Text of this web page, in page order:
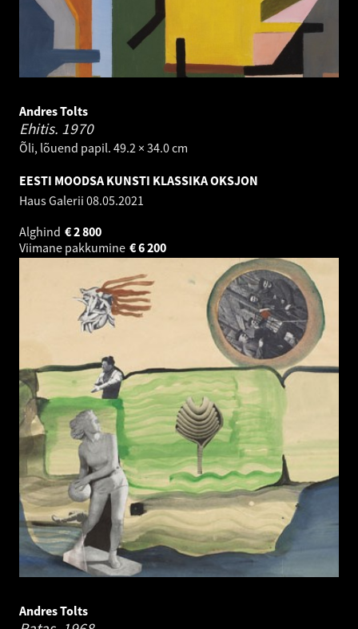
Andres Tolts
Ehitis. 1970
Õli, lõuend papil. 49.2 × 34.0 cm
EESTI MOODSA KUNSTI KLASSIKA OKSJON
Haus Galerii 08.05.2021
Alghind
2 800
€
Viimane pakkumine
6 200
€
Andres Tolts